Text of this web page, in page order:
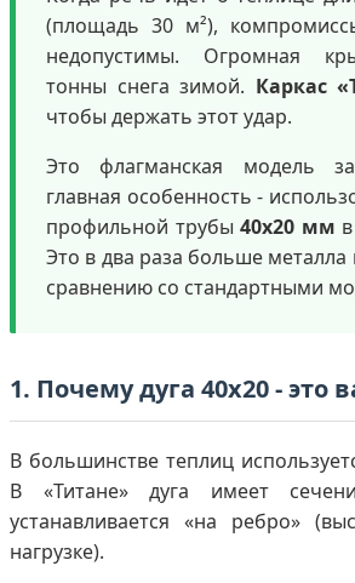
(площадь 30 м²),
недопустимы. Огромная
тонны снега зимой. Каркас
чтобы держать этот удар.
Это флагманская модель
главная особенность -
профильной трубы 40х20 мм
Это в два раза больше
сравнению со стандартными
1. Почему дуга 40х20 - это
В большинстве теплиц
В «Титане» дуга имеет
устанавливается «на ребро»
нагрузке).